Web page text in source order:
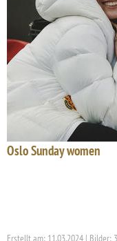
Oslo Sunday women
Erstellt am: 11.03.2024 | Bilder: